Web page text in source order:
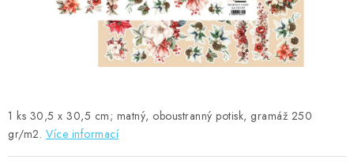
Hodnocení obchodu
Obchodní podmínky
Podmínky ochrany osobních údajů
Ověřování recenzí
1 ks 30,5 x 30,5 cm; matný, oboustranný potisk, gramáž 250
gr/m2. Více informací